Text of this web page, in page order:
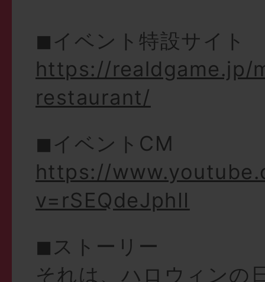
◼︎イベント特設サイト
https://realdgame.jp/
restaurant/
◼︎イベントCM
https://
v=rSEQdeJphII
◼︎ストーリー
それは、ハロウィンの